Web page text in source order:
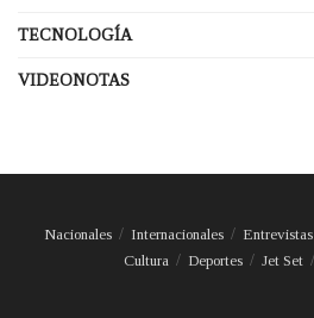
TECNOLOGÍA
VIDEONOTAS
Nacionales Internacionales Entrevistas
Cultura
Deportes Jet Set